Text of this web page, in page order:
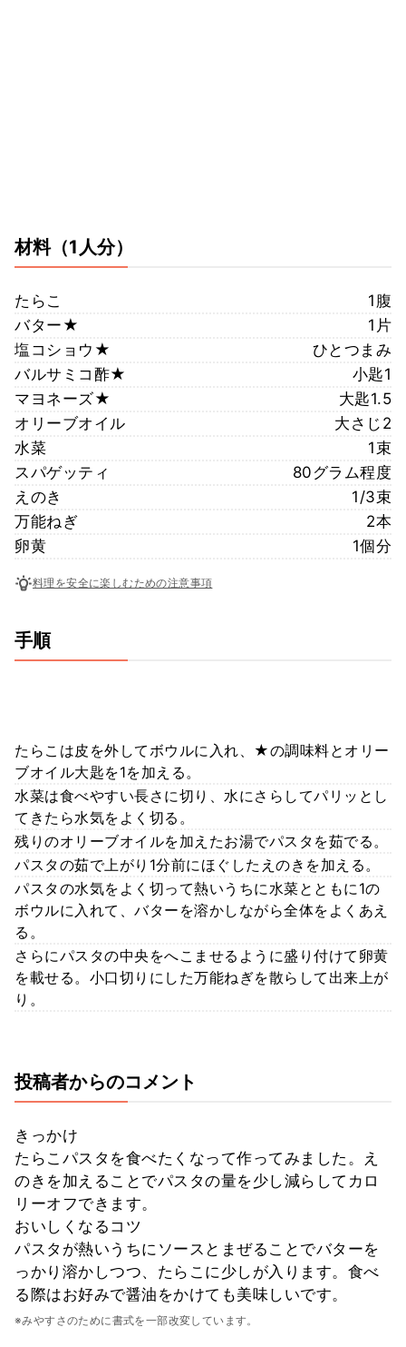
材料（1人分）
たらこ
1腹
バター★
1片
塩コショウ★
ひとつまみ
バルサミコ酢★
小匙1
マヨネーズ★
大匙1.5
オリーブオイル
大さじ2
水菜
1束
スパゲッティ
80グラム程度
えのき
1/3束
万能ねぎ
2本
卵黄
1個分
料理を安全に楽しむための注意事項
手順
たらこは皮を外してボウルに入れ、★の調味料とオリー
ブオイル大匙を1を加える。
水菜は食べやすい長さに切り、水にさらしてパリッとし
てきたら水気をよく切る。
残りのオリーブオイルを加えたお湯でパスタを茹でる。
パスタの茹で上がり1分前にほぐしたえのきを加える。
パスタの水気をよく切って熱いうちに水菜とともに1の
ボウルに入れて、バターを溶かしながら全体をよくあえ
る。
さらにパスタの中央をへこませるように盛り付けて卵黄
を載せる。小口切りにした万能ねぎを散らして出来上が
り。
投稿者からのコメント
きっかけ
たらこパスタを食べたくなって作ってみました。え
のきを加えることでパスタの量を少し減らしてカロ
リーオフできます。
おいしくなるコツ
パスタが熱いうちにソースとまぜることでバターを
っかり溶かしつつ、たらこに少しが入ります。食べ
る際はお好みで醤油をかけても美味しいです。
※みやすさのために書式を一部改変しています。